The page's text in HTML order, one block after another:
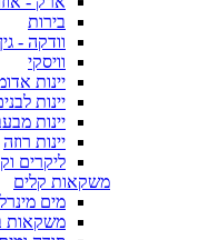
בירות
וודקה -
וויסקי
יינות
יינות
יינות
יינות רוזה
ליקרים
משקאות קלים
מים
משקאות